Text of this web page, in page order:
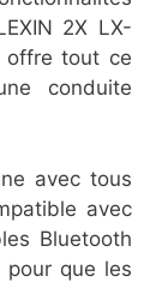
2X LX-
offre tout ce
conduite
avec tous
avec
Bluetooth
que les